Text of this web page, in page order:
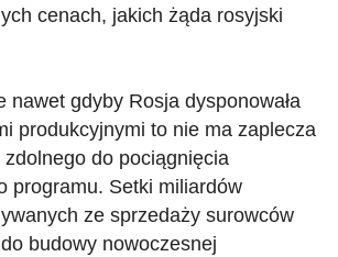
cenach, jakich żąda rosyjski
nawet gdyby Rosja dysponowała
produkcyjnymi to nie ma zaplecza
do pociągnięcia
programu. Setki miliardów
ze sprzedaży surowców
budowy nowoczesnej